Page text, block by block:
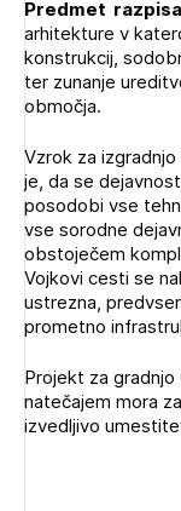
POZABLJENO GESLO
REGISTRIRAJTE
Predmet
arhitekture v
konstrukcij,
ter zunanje
območja.
Vzrok za
je, da se
posodobi vse
vse sorodne
obstoječem
Vojkovi cesti se
ustrezna,
prometno
Projekt za
natečajem mora
izvedljivo
PRIJAVITE SE
Novičnik
Tedenski
Dnevne
NAPREJ